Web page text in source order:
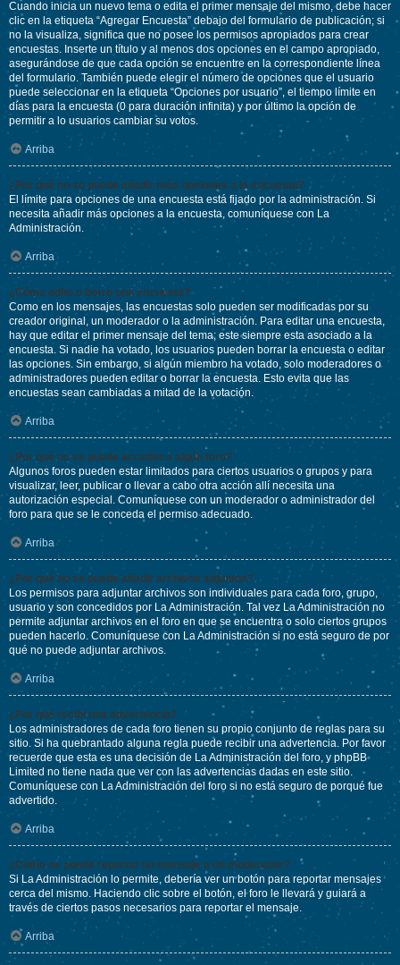
Cuando inicia un nuevo tema o edita el primer mensaje del mismo, debe hacer
clic en la etiqueta “Agregar Encuesta” debajo del formulario de publicación; si
no la visualiza, significa que no posee los permisos apropiados para crear
encuestas. Inserte un título y al menos dos opciones en el campo apropiado,
asegurándose de que cada opción se encuentre en la correspondiente línea
del formulario. También puede elegir el número de opciones que el usuario
puede seleccionar en la etiqueta “Opciones por usuario”, el tiempo límite en
días para la encuesta (0 para duración infinita) y por último la opción de
permitir a lo usuarios cambiar su votos.
Arriba
¿Por qué no se puede añadir más opciones a la encuesta?
El límite para opciones de una encuesta está fijado por la administración. Si
necesita añadir más opciones a la encuesta, comuníquese con La
Administración.
Arriba
¿Cómo edito o borro una encuesta?
Como en los mensajes, las encuestas solo pueden ser modificadas por su
creador original, un moderador o la administración. Para editar una encuesta,
hay que editar el primer mensaje del tema; este siempre esta asociado a la
encuesta. Si nadie ha votado, los usuarios pueden borrar la encuesta o editar
las opciones. Sin embargo, si algún miembro ha votado, solo moderadores o
administradores pueden editar o borrar la encuesta. Esto evita que las
encuestas sean cambiadas a mitad de la votación.
Arriba
¿Por qué no se puede acceder a algún foro?
Algunos foros pueden estar limitados para ciertos usuarios o grupos y para
visualizar, leer, publicar o llevar a cabo otra acción allí necesita una
autorización especial. Comuníquese con un moderador o administrador del
foro para que se le conceda el permiso adecuado.
Arriba
¿Por qué no se puede añadir archivos adjuntos?
Los permisos para adjuntar archivos son individuales para cada foro, grupo,
usuario y son concedidos por La Administración. Tal vez La Administración no
permite adjuntar archivos en el foro en que se encuentra o solo ciertos grupos
pueden hacerlo. Comuníquese con La Administración si no está seguro de por
qué no puede adjuntar archivos.
Arriba
¿Por qué recibí una advertencia?
Los administradores de cada foro tienen su propio conjunto de reglas para su
sitio. Si ha quebrantado alguna regla puede recibir una advertencia. Por favor
recuerde que esta es una decisión de La Administración del foro, y phpBB
Limited no tiene nada que ver con las advertencias dadas en este sitio.
Comuníquese con La Administración del foro si no está seguro de porqué fue
advertido.
Arriba
¿Cómo se puede reportar un mensaje a un moderador?
Si La Administración lo permite, debería ver un botón para reportar mensajes
cerca del mismo. Haciendo clic sobre el botón, el foro le llevará y guiará a
través de ciertos pasos necesarios para reportar el mensaje.
Arriba